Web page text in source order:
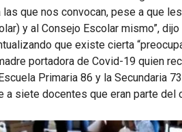
las que nos convocan, pese a que
y al Consejo Escolar mismo”,
que existe cierta
portadora de Covid-19 quien
Primaria 86 y la Secundaria
a siete docentes que eran parte del